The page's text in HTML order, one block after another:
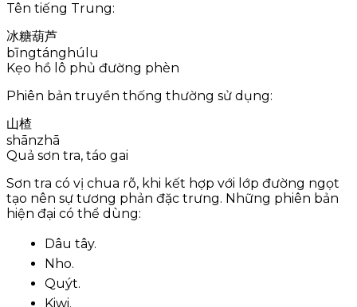
Tên tiếng Trung:
冰糖葫芦
bīngtánghúlu
Kẹo hồ lô phủ đường phèn
Phiên bản truyền thống thường sử dụng:
山楂
shānzhā
Quả sơn tra, táo gai
Sơn tra có vị chua rõ, khi kết hợp với lớp đường ngọt
tạo nên sự tương phản đặc trưng. Những phiên bản
hiện đại có thể dùng:
Dâu tây.
Nho.
Quýt.
Kiwi.